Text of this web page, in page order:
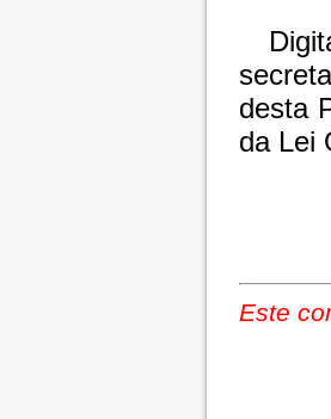
desta
da Lei
Este